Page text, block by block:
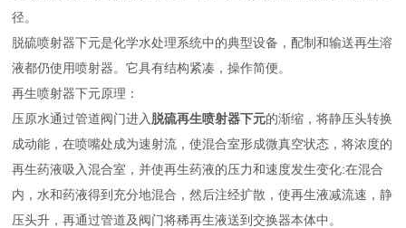
径。
脱硫喷射器下元是化学水处理系统中的典型设备，配制和输送再生溶
液都仍使用喷射器。它具有结构紧凑，操作简便。
再生喷射器下元原理：
压原水通过管道阀门进入 脱硫再生喷射器下元的渐缩，将静压头转换
成动能，在喷嘴处成为速射流，使混合室形成微真空状态，将浓度的
再生药液吸入混合室，并使再生药液的压力和速度发生变化:在混合
内，水和药液得到充分地混合，然后注经扩散，使再生液减流速，静
压头升，再通过管道及阀门将稀再生液送到交换器本体中。